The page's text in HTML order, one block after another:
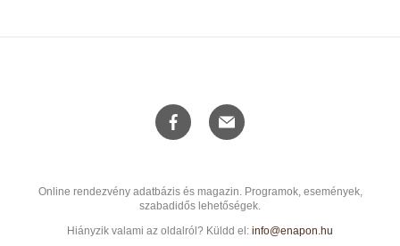
Online rendezvény adatbázis és magazin. Programok, események,
szabadidős lehetőségek.
Hiányzik valami az oldalról? Küldd el: info@enapon.hu